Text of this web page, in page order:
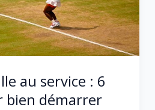
au service : 6
bien démarrer